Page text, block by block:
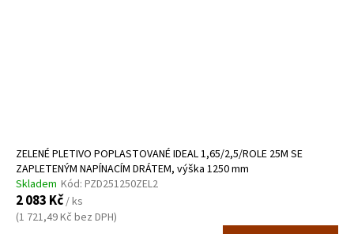
ZELENÉ PLETIVO POPLASTOVANÉ IDEAL 1,65/2,5/ROLE 25M SE
ZAPLETENÝM NAPÍNACÍM DRÁTEM, výška 1250 mm
Skladem Kód: PZD251250ZEL2
2 083 Kč/ ks
(1 721,49 Kč bez DPH)